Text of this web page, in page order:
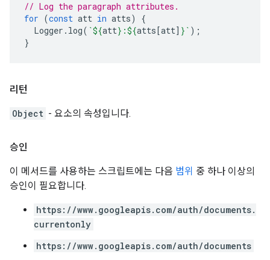
// Log the paragraph attributes.
for (const att in atts)
{
Logger . log( `${att} :${atts[att] } ` );
}
리턴
Object - 요소의 속성입니다.
승인
이 메서드를 사용하는 스크립트에는 다음 범위 중 하나 이상의
승인이 필요합니다.
https://www.googleapis.com/auth/documents.
currentonly
https://www.googleapis.com/auth/documents